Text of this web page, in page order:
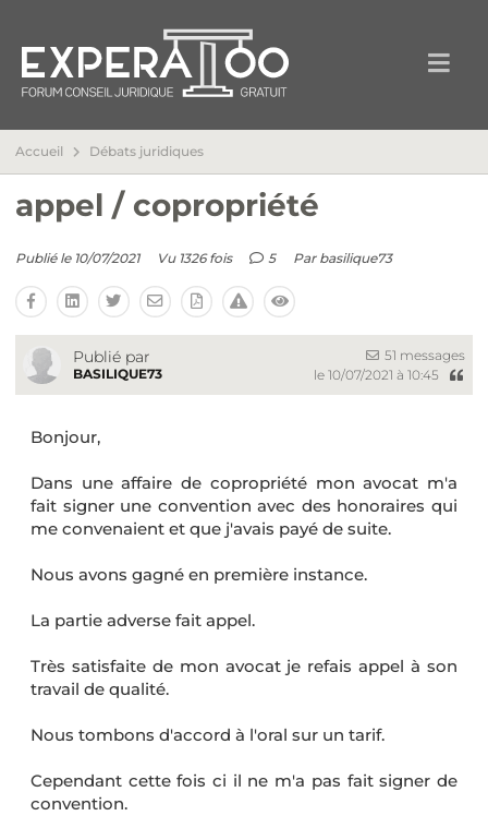
Accueil Débats juridiques
appel / copropriété
Publié le 10/07/2021 Vu 1326 fois 5 Par basilique73
Publié par
BASILIQUE73
51 messages
le 10/07/2021 à 10:45
Bonjour,
Dans une affaire de copropriété mon avocat m'a
fait signer une convention avec des honoraires qui
me convenaient et que j'avais payé de suite.
Nous avons gagné en première instance.
La partie adverse fait appel.
Très satisfaite de mon avocat je refais appel à son
travail de qualité.
Nous tombons d'accord à l'oral sur un tarif.
Cependant cette fois ci il ne m'a pas fait signer de
convention.